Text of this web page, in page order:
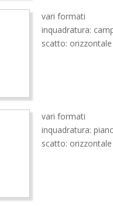
vari formati
inquadratura:
scatto: orizzontale
vari formati
inquadratura:
scatto: orizzontale